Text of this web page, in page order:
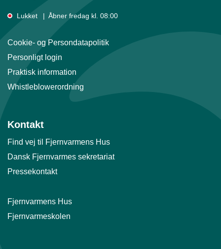
Lukket Åbner fredag kl. 08:00
Cookie- og Persondatapolitik
Personligt login
Praktisk information
Whistleblowerordning
Kontakt
Find vej til Fjernvarmens Hus
Dansk Fjernvarmes sekretariat
Pressekontakt
Fjernvarmens Hus
Fjernvarmeskolen